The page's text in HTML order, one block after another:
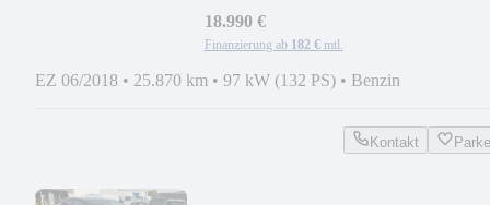
18.990 €
Finanzierung ab 182 € mtl.
EZ 06/2018 • 25.870 km • 97 kW (132 PS) • Benzin
Kontakt